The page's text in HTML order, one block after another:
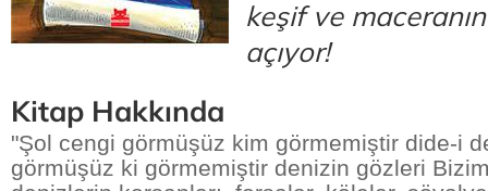
keşif ve
açıyor!
Kitap Hakkında
"Şol cengi görmüşüz kim görmemiştir dide-i
görmüşüz ki görmemiştir denizin gözleri